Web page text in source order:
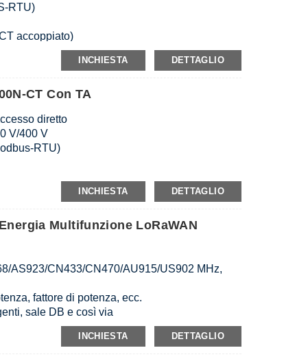
RTU)
accoppiato)
potenza attiva e reattiva, corrente,
del cavo a 2 vie
INCHIESTA DETTAGLIO
CT Con TA
diretto
V/400 V
RTU)
INCHIESTA DETTAGLIO
Multifunzione LoRaWAN
AS923/CN433/CN470/AU915/US902 MHz,
fattore di potenza, ecc.
sale DB e così via
/ 3×20(100)A INCHIESTA DETTAGLIO